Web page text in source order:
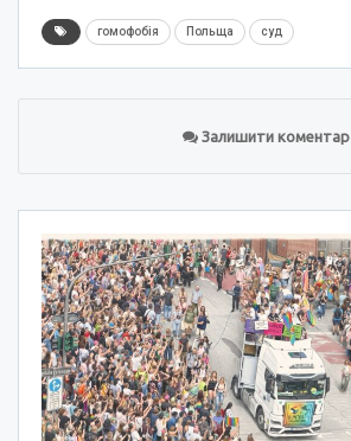
гомофобія Польща суд
Залишити коментар